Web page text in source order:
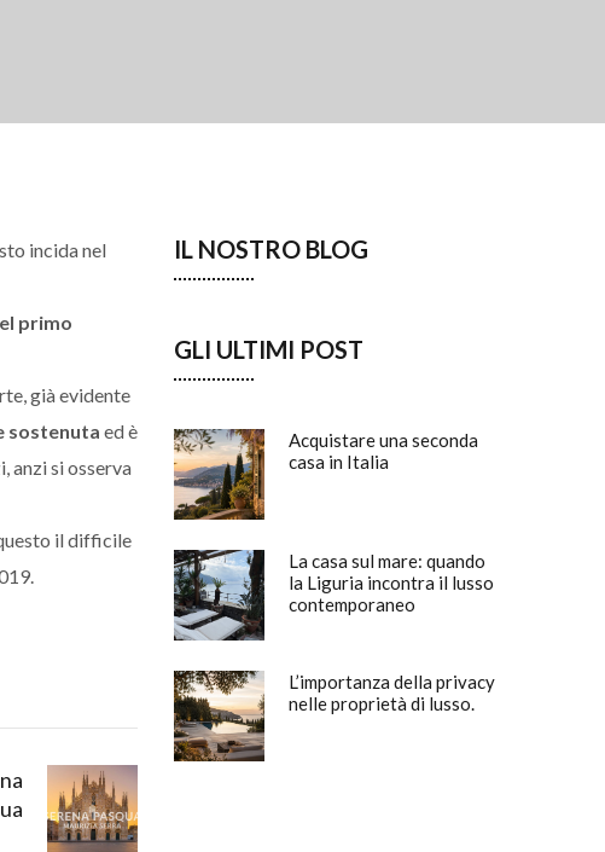
incida nel
primo
già evidente
sostenuta ed è
anzi si osserva
il difficile
IL NOSTRO BLOG
GLI ULTIMI POST
Acquistare una seconda
casa in Italia
La casa sul mare: quando
la Liguria incontra il lusso
contemporaneo
L’importanza della privacy
nelle proprietà di lusso.